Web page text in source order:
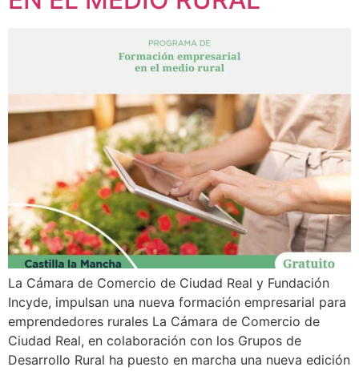
La Cámara de Comercio de Ciudad Real y Fundación
Incyde, impulsan una nueva formación empresarial para
emprendedores rurales La Cámara de Comercio de
Ciudad Real, en colaboración con los Grupos de
Desarrollo Rural ha puesto en marcha una nueva edición